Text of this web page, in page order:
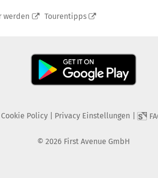
werden Tourentipps
Cookie Policy| Privacy Einstellungen
© 2026 First Avenue GmbH